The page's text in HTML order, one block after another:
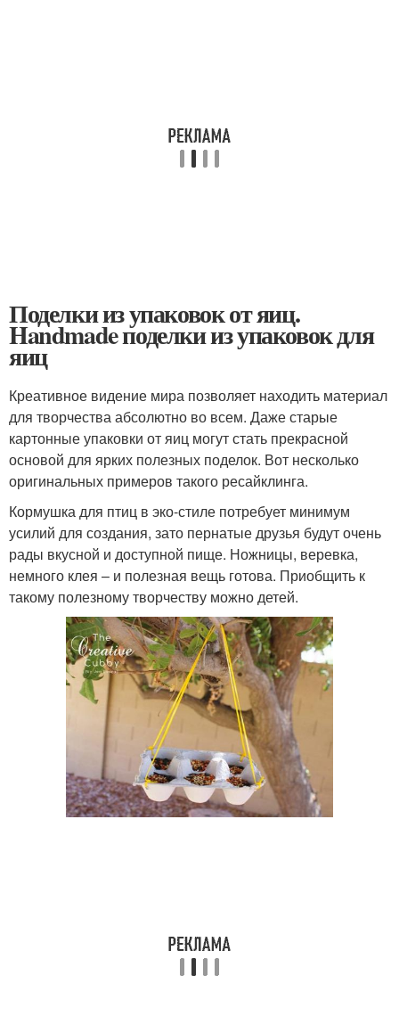
Поделки из упаковок от яиц.
Handmade поделки из упаковок для
яиц
Креативное видение мира позволяет находить материал
для творчества абсолютно во всем. Даже старые
картонные упаковки от яиц могут стать прекрасной
основой для ярких полезных поделок. Вот несколько
оригинальных примеров такого ресайклинга.
Кормушка для птиц в эко-стиле потребует минимум
усилий для создания, зато пернатые друзья будут очень
рады вкусной и доступной пище. Ножницы, веревка,
немного клея – и полезная вещь готова. Приобщить к
такому полезному творчеству можно детей.